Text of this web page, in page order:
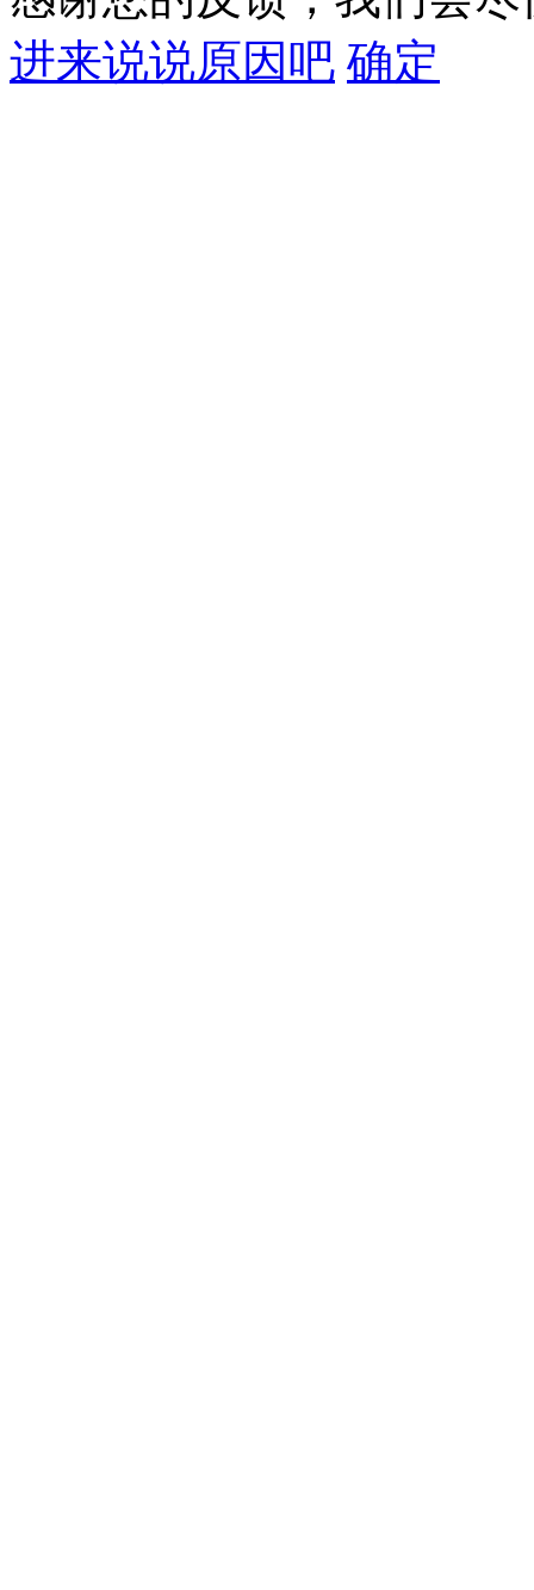
进来说说原因吧 确定